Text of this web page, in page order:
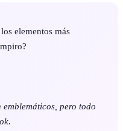
elementos más
pero todo